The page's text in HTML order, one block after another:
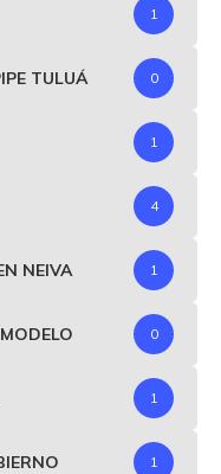
1
TULUÁ 0
1
4
NEIVA 1
0
1
1